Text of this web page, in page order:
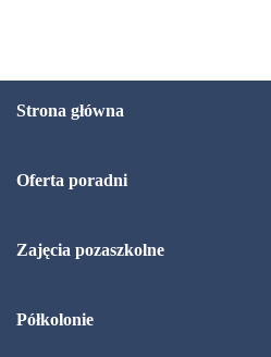
Strona główna
Oferta poradni
Zajęcia pozaszkolne
Półkolonie